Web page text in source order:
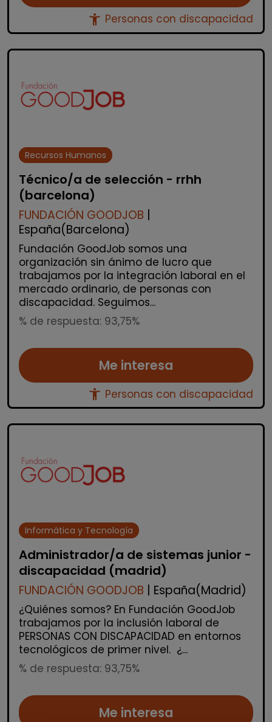
accessibility_new Personas con discapacidad
Recursos Humanos
Técnico/a de selección - rrhh
(barcelona)
FUNDACIÓN GOODJOB
España(Barcelona)
Fundación GoodJob somos una
organización sin ánimo de lucro que
trabajamos por la integración laboral en el
mercado ordinario, de personas con
discapacidad. Seguimos...
% de respuesta: 93,75%
Me interesa
accessibility_new Personas con discapacidad
Informática y Tecnología
Administrador/a de sistemas junior -
discapacidad (madrid)
FUNDACIÓN GOODJOB | España(Madrid)
¿Quiénes somos? En Fundación GoodJob
trabajamos por la inclusión laboral de
PERSONAS CON DISCAPACIDAD en entornos
tecnológicos de primer nivel. ¿...
% de respuesta: 93,75%
Me interesa